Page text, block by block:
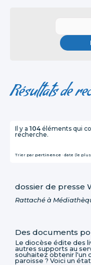
Résultats de
Il y a 104 éléments qui
recherche.
Trier par pertinence · date (le
dossier de presse
Rattaché à
Des documents
Le diocèse édite des
autres supports au
souhaitez obtenir l'un
paroisse ? Voici un